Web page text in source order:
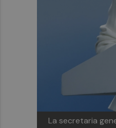
La secretaria